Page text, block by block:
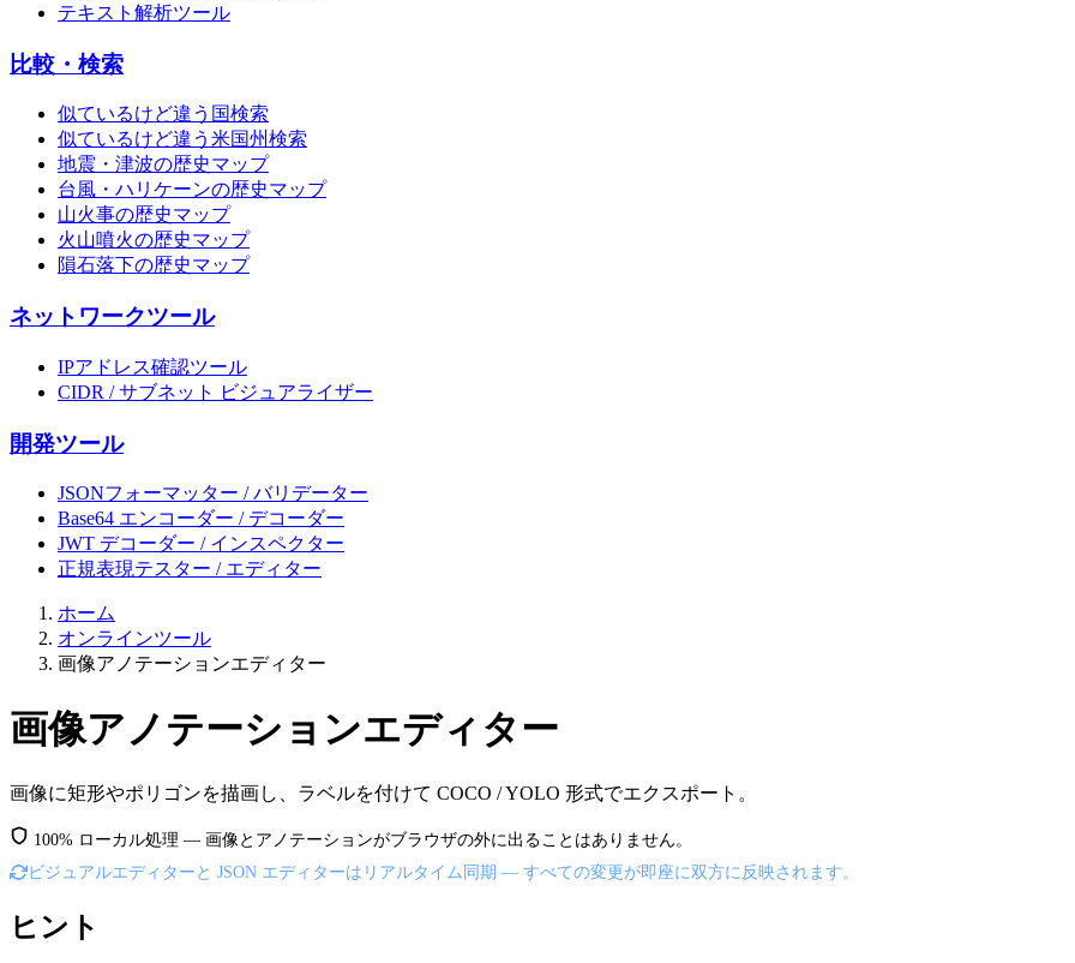
テキスト解析ツール
比較・検索
似ているけど違う国検索
似ているけど違う米国州検索
地震・津波の歴史マップ
台風・ハリケーンの歴史マップ
山火事の歴史マップ
火山噴火の歴史マップ
隕石落下の歴史マップ
ネットワークツール
IPアドレス確認ツール
CIDR / サブネット ビジュアライザー
開発ツール
JSONフォーマッター / バリデーター
Base64 エンコーダー / デコーダー
JWT デコーダー / インスペクター
正規表現テスター / エディター
ホーム
オンラインツール
画像アノテーションエディター
画像アノテーションエディター
画像に矩形やポリゴンを描画し、ラベルを付けて COCO / YOLO 形式でエクスポート。
100% ローカル処理 — 画像とアノテーションがブラウザの外に出ることはありません。
ビジュアルエディターと JSON エディターはリアルタイム同期 — すべての変更が即座に双方に反映されます。
ヒント